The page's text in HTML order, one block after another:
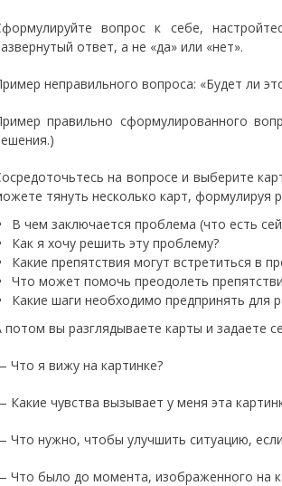
вопрос к себе,
ответ, а не «да» или «нет».
неправильного вопроса: «Будет ли
правильно сформулированного
на вопросе и выберите
тянуть несколько карт, формулируя
В чем заключается проблема (что есть
Как я хочу решить эту проблему?
Какие препятствия могут встретиться в
Что может помочь преодолеть
Какие шаги необходимо предпринять для
потом вы разглядываете карты и задаете
Что я вижу на картинке?
Какие чувства вызывает у меня эта
Что нужно, чтобы улучшить ситуацию,
Что было до момента, изображенного на